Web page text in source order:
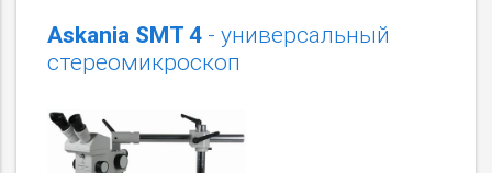
Askania SMT 4 - универсальный
стереомикроскоп